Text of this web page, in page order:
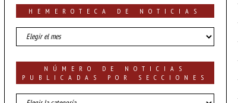
HEMEROTECA DE NOTICIAS
HEMEROTECA
DE
NÚMERO DE NOTICIAS
PUBLICADAS POR SECCIONES
número